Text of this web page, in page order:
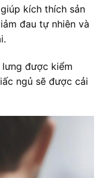
kích thích sản
đau tự nhiên và
lưng được kiểm
ngủ sẽ được cải